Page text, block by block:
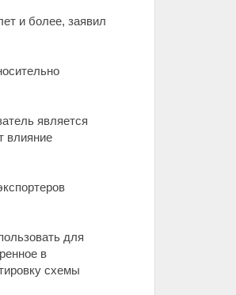
и более, заявил
является
влияние
для
в
схемы